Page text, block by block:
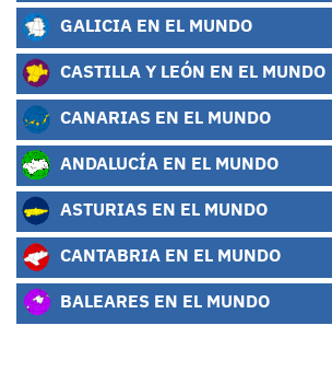
GALICIA EN EL MUNDO
CASTILLA Y LEÓN EN EL MUNDO
CANARIAS EN EL MUNDO
ANDALUCÍA EN EL MUNDO
ASTURIAS EN EL MUNDO
CANTABRIA EN EL MUNDO
BALEARES EN EL MUNDO